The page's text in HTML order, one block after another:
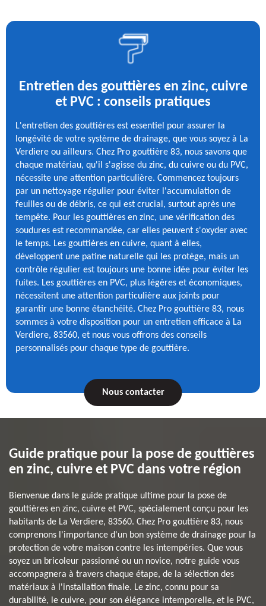
Entretien des gouttières en zinc, cuivre
et PVC : conseils pratiques
L'entretien des gouttières est essentiel pour assurer la
longévité de votre système de drainage, que vous soyez à La
Verdiere ou ailleurs. Chez Pro gouttière 83, nous savons que
chaque matériau, qu'il s'agisse du zinc, du cuivre ou du PVC,
nécessite une attention particulière. Commencez toujours
par un nettoyage régulier pour éviter l'accumulation de
feuilles ou de débris, ce qui est crucial, surtout après une
tempête. Pour les gouttières en zinc, une vérification des
soudures est recommandée, car elles peuvent s'oxyder avec
le temps. Les gouttières en cuivre, quant à elles,
développent une patine naturelle qui les protège, mais un
contrôle régulier est toujours une bonne idée pour éviter les
fuites. Les gouttières en PVC, plus légères et économiques,
nécessitent une attention particulière aux joints pour
garantir une bonne étanchéité. Chez Pro gouttière 83, nous
sommes à votre disposition pour un entretien efficace à La
Verdiere, 83560, et nous vous offrons des conseils
personnalisés pour chaque type de gouttière.
Nous contacter
Guide pratique pour la pose de gouttières
en zinc, cuivre et PVC dans votre région
Bienvenue dans le guide pratique ultime pour la pose de
gouttières en zinc, cuivre et PVC, spécialement conçu pour les
habitants de La Verdiere, 83560. Chez Pro gouttière 83, nous
comprenons l'importance d'un bon système de drainage pour la
protection de votre maison contre les intempéries. Que vous
soyez un bricoleur passionné ou un novice, notre guide vous
accompagnera à travers chaque étape, de la sélection des
matériaux à l'installation finale. Le zinc, connu pour sa
durabilité, le cuivre, pour son élégance intemporelle, et le PVC,